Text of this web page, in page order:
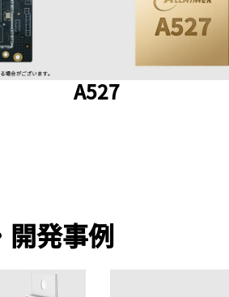
A527
開発事例